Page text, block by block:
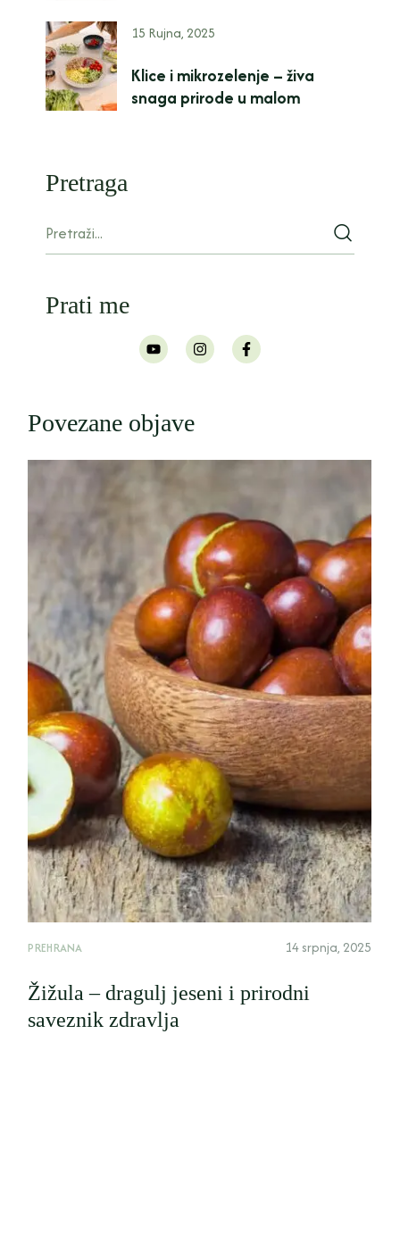
15 Rujna, 2025
Klice i mikrozelenje – živa
snaga prirode u malom
Pretraga
Prati me
Povezane objave
PREHRANA 14 srpnja, 2025
Žižula – dragulj jeseni i prirodni
saveznik zdravlja